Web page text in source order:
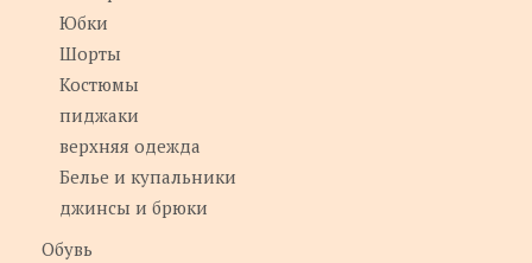
Юбки
Шорты
Костюмы
пиджаки
верхняя одежда
Белье и купальники
джинсы и брюки
Обувь